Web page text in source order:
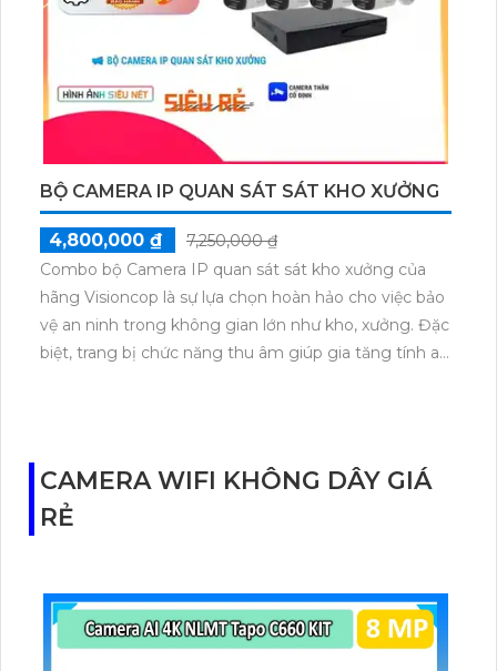
BỘ CAMERA IP QUAN SÁT SÁT KHO XƯỞNG
4,800,000 ₫
7,250,000 ₫
Combo bộ Camera IP quan sát sát kho xưởng của
hãng Visioncop là sự lựa chọn hoàn hảo cho việc bảo
vệ an ninh trong không gian lớn như kho, xưởng. Đặc
biệt, trang bị chức năng thu âm giúp gia tăng tính an
mang đến sự tiện lợi và chất lượng hình ảnh sắc nét.
Với thiết kế chắc chắn và nhiều tính năng thông
minh, Combo Camera IP Visioncop là sự lựa chọn
CAMERA WIFI KHÔNG DÂY GIÁ
RẺ